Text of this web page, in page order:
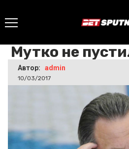
Мутко не
Автор: admin
10/03/2017